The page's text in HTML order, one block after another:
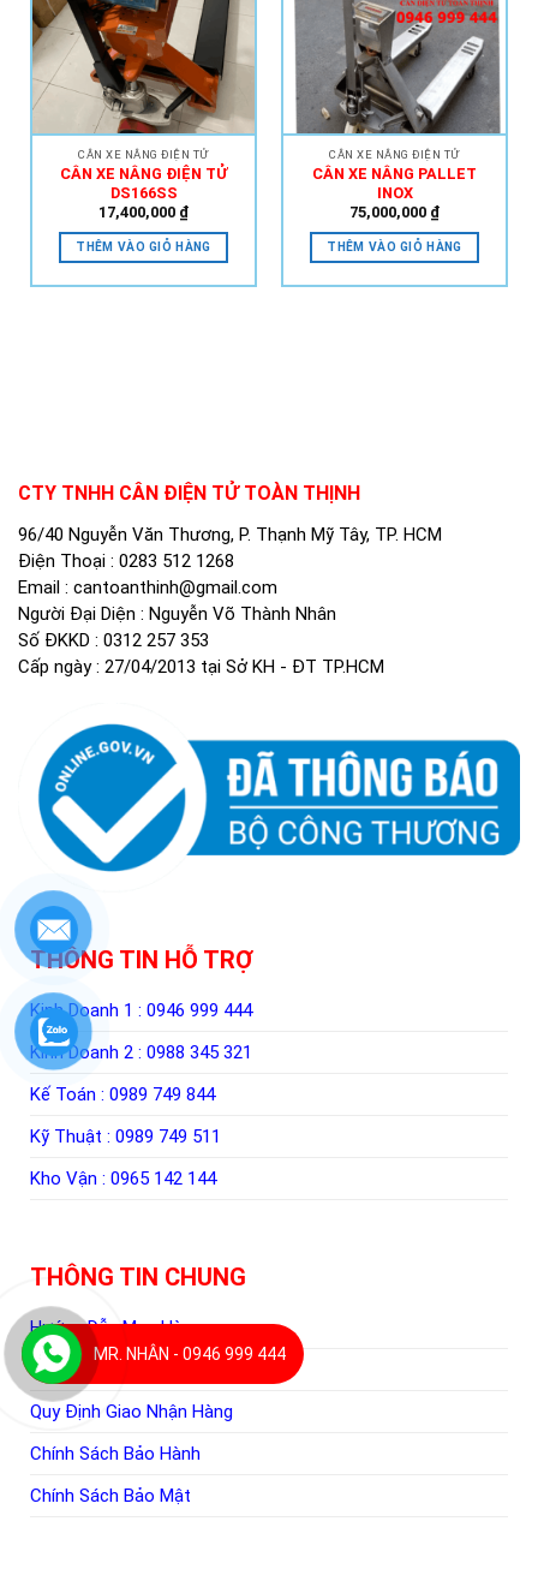
Add to
Wishlist
CÂN XE NÂNG ĐIỆN TỬ
CÂN XE NÂNG ĐIỆN TỬ
DS166SS
17,400,000 ₫
THÊM VÀO GIỎ HÀNG
Add to
Wishlist
CÂN XE NÂNG ĐIỆN TỬ
CÂN XE NÂNG PALLET
INOX
75,000,000 ₫
THÊM VÀO GIỎ HÀNG
CTY TNHH CÂN ĐIỆN TỬ TOÀN THỊNH
96/40 Nguyễn Văn Thương, P. Thạnh Mỹ Tây, TP. HCM
Điện Thoại : 0283 512 1268
Email : cantoanthinh@gmail.com
Người Đại Diện : Nguyễn Võ Thành Nhân
Số ĐKKD : 0312 257 353
Cấp ngày : 27/04/2013 tại Sở KH - ĐT TP.HCM
THÔNG TIN HỖ TRỢ
Kinh Doanh 1 : 0946 999 444
Kinh Doanh 2 : 0988 345 321
Kế Toán : 0989 749 844
Kỹ Thuật : 0989 749 511
Kho Vận : 0965 142 144
THÔNG TIN CHUNG
Hướng Dẫn Mua Hàng
Hình Thức Thanh Toán
Quy Định Giao Nhận Hàng
Chính Sách Bảo Hành
Chính Sách Bảo Mật
MR. NHÂN - 0946 999 444